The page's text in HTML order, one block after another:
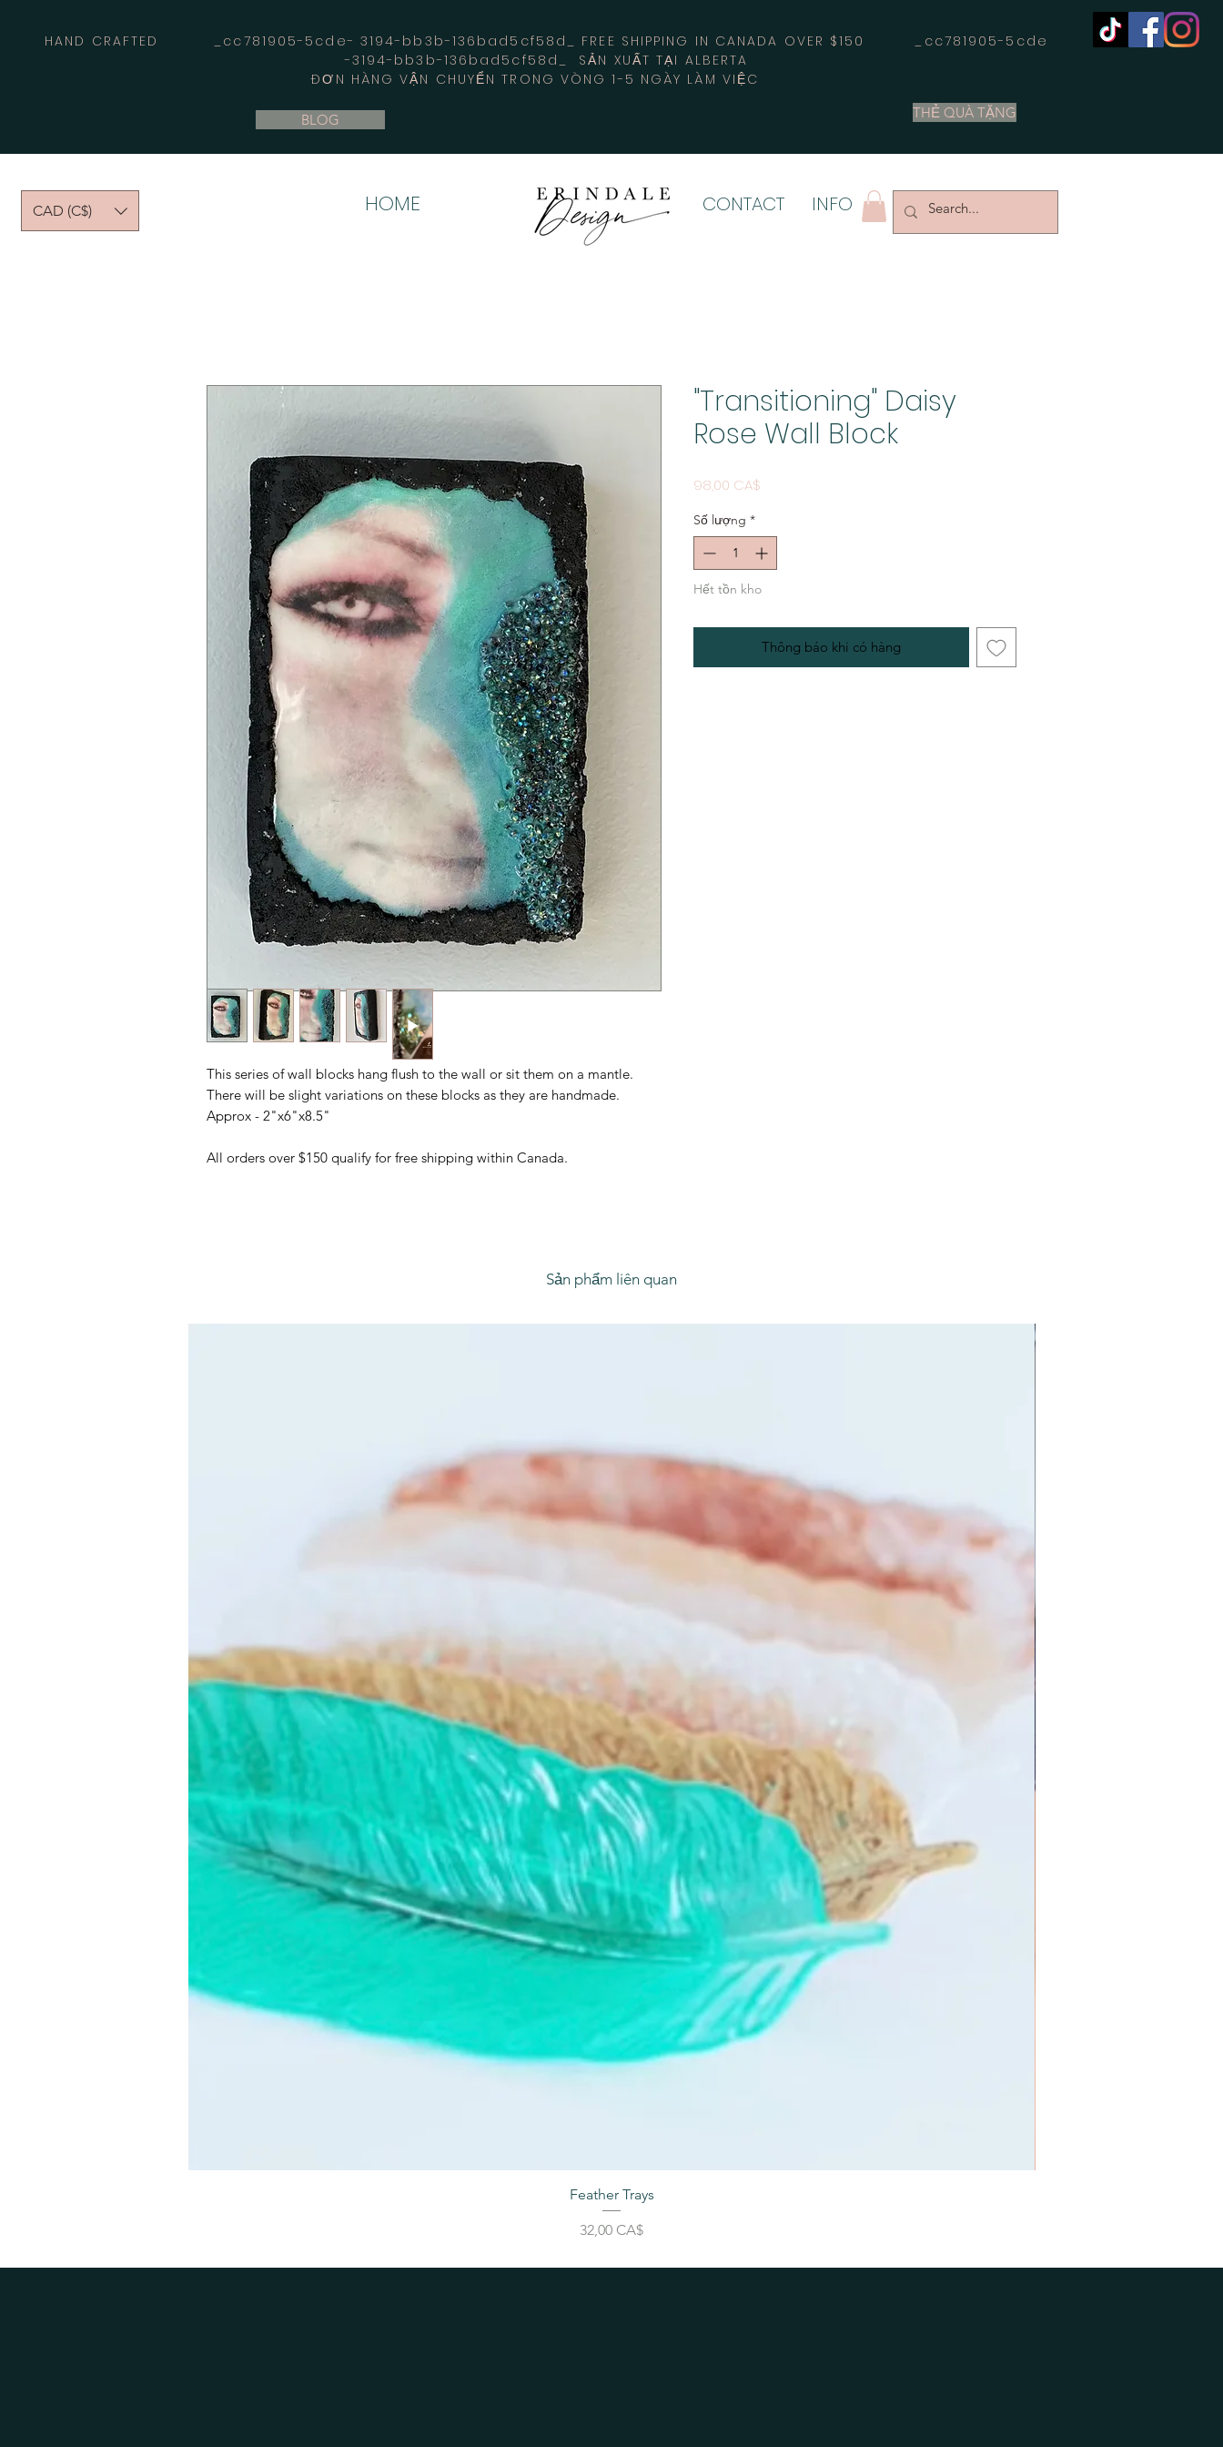
HAND CRAFTED _cc781905-5cde- 3194-bb3b-136bad5cf58d_ FREE SHIPPING IN CANADA OVER $150 _cc781905-5cde
-3194-bb3b-136bad5cf58d_ SẢN XUẤT TẠI ALBERTA
ĐƠN HÀNG VẬN CHUYỂN TRONG VÒNG 1-5 NGÀY LÀM VIỆC
BLOG THẺ QUÀ TẶNG
CAD (C$) HOME CONTACT INFO
This series of wall blocks hang flush to the wall or sit them on a mantle.
There will be slight variations on these blocks as they are handmade.
Approx - 2"x6"x8.5"
All orders over $150 qualify for free shipping within Canada.
"Transitioning" Daisy
Rose Wall Block
98,00 CA$
Số lượng *
Hết tồn kho
Thông báo khi có hàng
Sản phẩm liên quan
Feather Trays
Giá
32,00 CA$